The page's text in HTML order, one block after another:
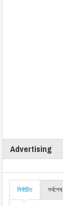
Advertising
নির্বাচিত সর্বশেষ